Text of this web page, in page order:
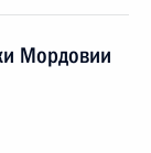
Мордовии